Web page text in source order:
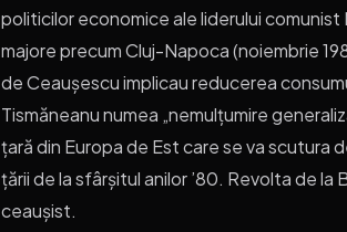
politicilor economice ale liderului
majore precum Cluj-Napoca (noiembrie
de Ceaușescu implicau reducerea
Tismăneanu numea „nemulțumire
țară din Europa de Est care se va scutura
țării de la sfârșitul anilor ’80. Revolta de
ceaușist.